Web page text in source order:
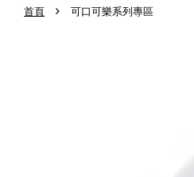
首頁 › 可口可樂系列專區